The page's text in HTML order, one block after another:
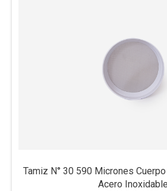
Tamiz N° 30 590 Micrones Cuerpo Pvc 203mm Malla
Acero Inoxidable